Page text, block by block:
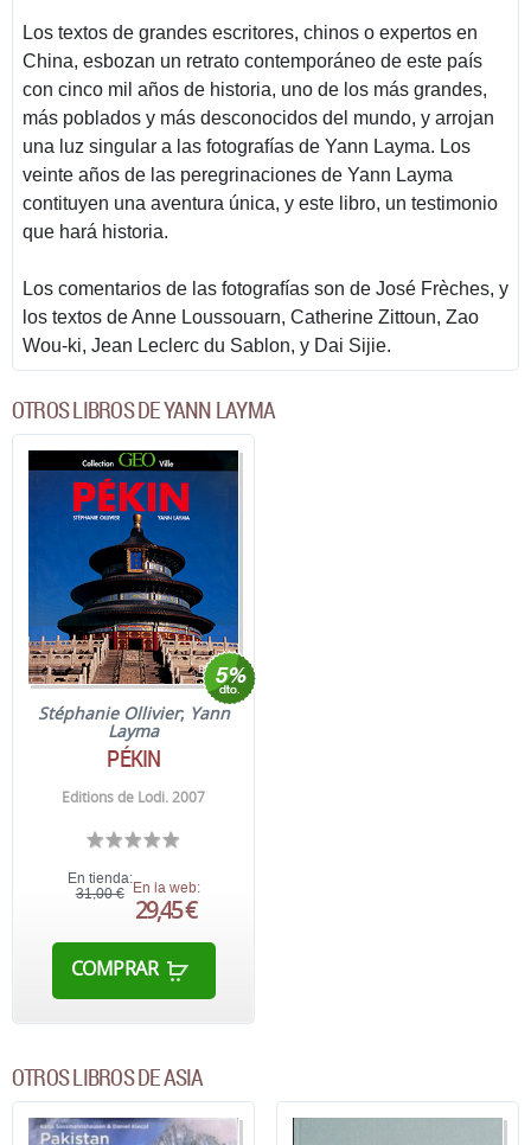
Los textos de grandes escritores, chinos o expertos en
China, esbozan un retrato contemporáneo de este país
con cinco mil años de historia, uno de los más grandes,
más poblados y más desconocidos del mundo, y arrojan
una luz singular a las fotografías de Yann Layma. Los
veinte años de las peregrinaciones de Yann Layma
contituyen una aventura única, y este libro, un testimonio
que hará historia.
Los comentarios de las fotografías son de José Frèches, y
los textos de Anne Loussouarn, Catherine Zittoun, Zao
Wou-ki, Jean Leclerc du Sablon, y Dai Sijie.
OTROS LIBROS DE YANN LAYMA
Stéphanie Ollivier; Yann
Layma
PÉKIN
Editions de Lodi. 2007
En tienda:
31,00 € En la web:
29,45 €
COMPRAR
OTROS LIBROS DE ASIA